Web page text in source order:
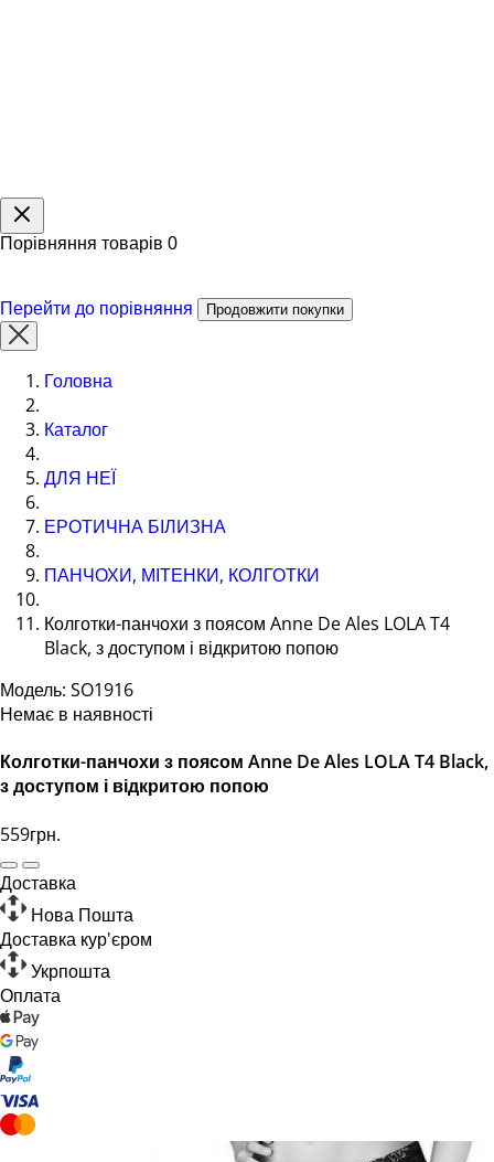
Порівняння товарів 0
Перейти до порівняння Продовжити покупки
Головна
Каталог
ДЛЯ НЕЇ
ЕРОТИЧНА БІЛИЗНА
ПАНЧОХИ, МІТЕНКИ, КОЛГОТКИ
Колготки-панчохи з поясом Anne De Ales LOLA T4
Black, з доступом і відкритою попою
Модель: SO1916
Немає в наявності
Колготки-панчохи з поясом Anne De Ales LOLA T4 Black,
з доступом і відкритою попою
559грн.
Доставка
Нова Пошта
Доставка кур'єром
Укрпошта
Оплата